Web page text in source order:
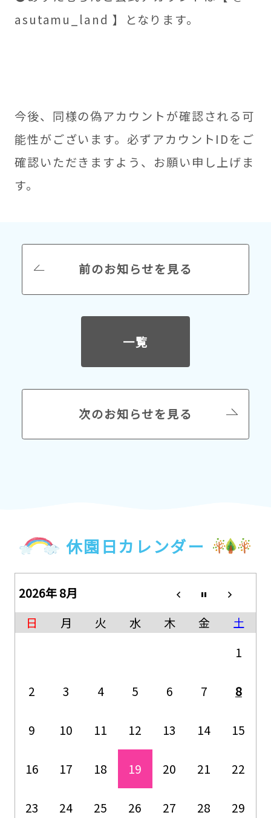
asutamu_land 】となります。
今後、同様の偽アカウントが確認される可
能性がございます。必ずアカウントIDをご
確認いただきますよう、お願い申し上げま
す。
前のお知らせを見る
一覧
次のお知らせを見る
休園日カレンダー
2026年 8月
日
月 火 水 木 金
土
1
2 3 4 5 6 7 8
9 10 11 12 13 14 15
16 17 18 19 20 21 22
23 24 25 26 27 28 29